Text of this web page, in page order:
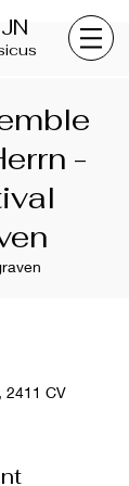
-
2411 CV